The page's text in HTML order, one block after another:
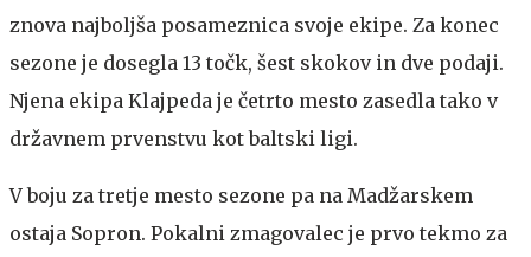
znova najboljša posameznica svoje ekipe. Za konec
sezone je dosegla 13 točk, šest skokov in dve podaji.
Njena ekipa Klajpeda je četrto mesto zasedla tako v
državnem prvenstvu kot baltski ligi.
V boju za tretje mesto sezone pa na Madžarskem
ostaja Sopron. Pokalni zmagovalec je prvo tekmo za